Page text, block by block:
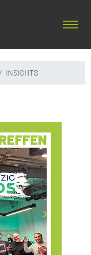
INSIGHTS